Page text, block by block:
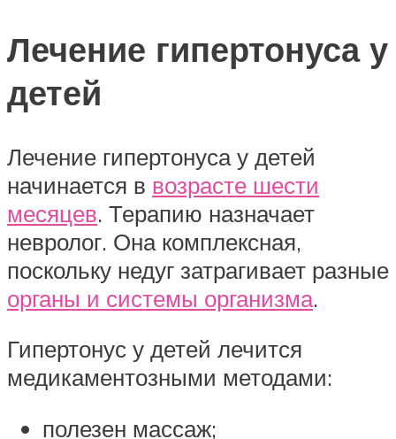
Лечение гипертонуса у
детей
Лечение гипертонуса у детей
начинается в возрасте шести
месяцев. Терапию назначает
невролог. Она комплексная,
поскольку недуг затрагивает разные
органы и системы организма.
Гипертонус у детей лечится
медикаментозными методами:
полезен массаж;